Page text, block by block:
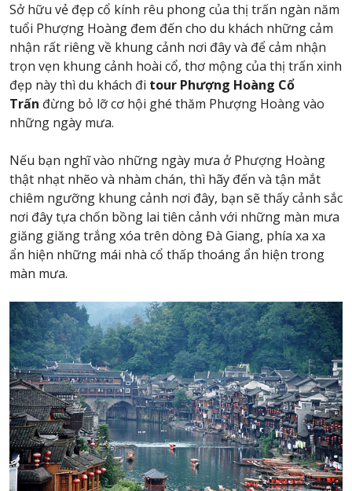
Sở hữu vẻ đẹp cổ kính rêu phong của thị trấn ngàn năm
tuổi Phượng Hoàng đem đến cho du khách những cảm
nhận rất riêng về khung cảnh nơi đây và để cảm nhận
trọn vẹn khung cảnh hoài cổ, thơ mộng của thị trấn xinh
đẹp này thì du khách đi tour Phượng Hoàng Cổ
Trấn đừng bỏ lỡ cơ hội ghé thăm Phượng Hoàng vào
những ngày mưa.
Nếu bạn nghĩ vào những ngày mưa ở Phượng Hoàng
thật nhạt nhẽo và nhàm chán, thì hãy đến và tận mắt
chiêm ngưỡng khung cảnh nơi đây, bạn sẽ thấy cảnh sắc
nơi đây tựa chốn bồng lai tiên cảnh với những màn mưa
giăng giăng trắng xóa trên dòng Đà Giang, phía xa xa
ẩn hiện những mái nhà cổ thấp thoáng ẩn hiện trong
màn mưa.